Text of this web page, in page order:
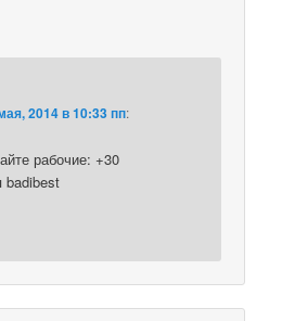
2014 в 10:33 пп:
рабочие: +30
badibest